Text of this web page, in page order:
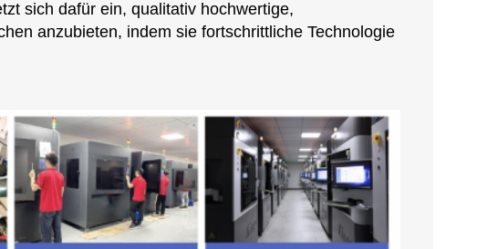
sich dafür ein, qualitativ hochwertige,
anzubieten, indem sie fortschrittliche Technologie